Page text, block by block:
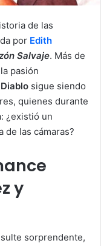
de las
por Edith
Salvaje. Más de
pasión
sigue siendo
quienes durante
¿existió un
de las cámaras?
y
sorprendente,